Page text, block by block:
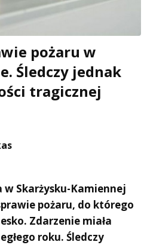
pożaru w
Śledczy jednak
tragicznej
Skarżysku-Kamiennej
pożaru, do którego
Zdarzenie miała
roku. Śledczy